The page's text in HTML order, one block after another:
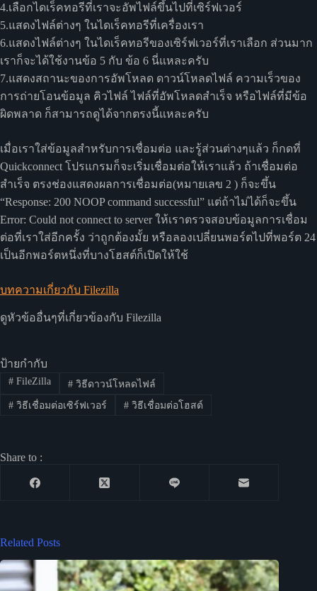
4.เลือกไดเร็คทอรีที่เราจะอัพไฟล์ขึ้นไปที่เซิร์ฟเวอร์
5.แสดงไฟล์ต่างๆ ในไดเร็คทอรีที่เครื่องเรา
6.แสดงไฟล์ต่างๆ ในไดเร็คทอรีของเซิร์ฟเวอร์ที่เราเลือก ส่วนมาก
เราก็จะได้ใช้งานข้อ 5 กับ ข้อ 6 นี่แหละครับ
7.แสดงสถานะของการอัพโหลด ดาวน์โหลดไฟล์ ความเร็วของ
การถ่ายโอนข้อมูล คิวไฟล์ ไฟล์ที่อัพโหลดสำเร็จ หรือไฟล์ที่มีข้อ
ผิดพลาด ก็สามารถดูได้จากตรงนี้แหละครับ
เมื่อเราใส่ข้อมูลสำหรับการเชื่อมต่อ และรู้ส่วนต่างๆแล้ว ก็กดที่
Quickconnect โปรแกรมก็จะเริ่มเชื่อมต่อให้เราแล้ว ถ้าเชื่อมต่อ
สำเร็จ ตรงช่องแสดงผลการเชื่อมต่อ(หมายเลข 2 ) ก็จะขึ้น
“Response: 200 NOOP command successful” แต่ถ้าไม่ได้ก็จะขึ้น
Error: Could not connect to server ให้เราตรวจสอบข้อมูลการเชื่อม
ต่อที่เราใส่อีกครั้ง ว่าถูกต้องมั้ย หรือลองเปลี่ยนพอร์ตไปที่พอร์ต 24
เป็นอีกพอร์ตหนึ่งที่บางโฮสต์ก็เปิดให้ใช้
บทความเกี่ยวกับ Filezilla
ดูหัวข้ออื่นๆที่เกี่ยวข้องกับ Filezilla
ป้ายกำกับ
#FileZilla #วิธีดาวน์โหลดไฟล์
#วิธีเชื่อมต่อเซิร์ฟเวอร์ #วิธีเชื่อมต่อโฮสต์
Share to :
Related Posts